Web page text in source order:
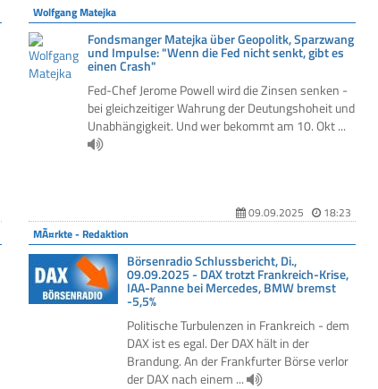
Wolfgang Matejka
Fondsmanger Matejka über Geopolitk, Sparzwang
und Impulse: "Wenn die Fed nicht senkt, gibt es
einen Crash"
Fed-Chef Jerome Powell wird die Zinsen senken -
bei gleichzeitiger Wahrung der Deutungshoheit und
Unabhängigkeit. Und wer bekommt am 10. Okt ...
09.09.2025
18:23
MÃ¤rkte - Redaktion
Börsenradio Schlussbericht, Di.,
09.09.2025 - DAX trotzt Frankreich-Krise,
IAA-Panne bei Mercedes, BMW bremst
-5,5%
Politische Turbulenzen in Frankreich - dem
DAX ist es egal. Der DAX hält in der
Brandung. An der Frankfurter Börse verlor
der DAX nach einem ...